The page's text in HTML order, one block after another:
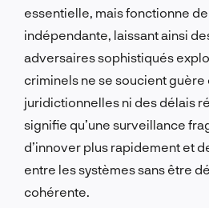
essentielle, mais fonctionne
indépendante, laissant ainsi
adversaires sophistiqués
criminels ne se soucient
juridictionnelles ni des délais
signifie qu’une surveillance
d’innover plus rapidement et
entre les systèmes sans être
cohérente.